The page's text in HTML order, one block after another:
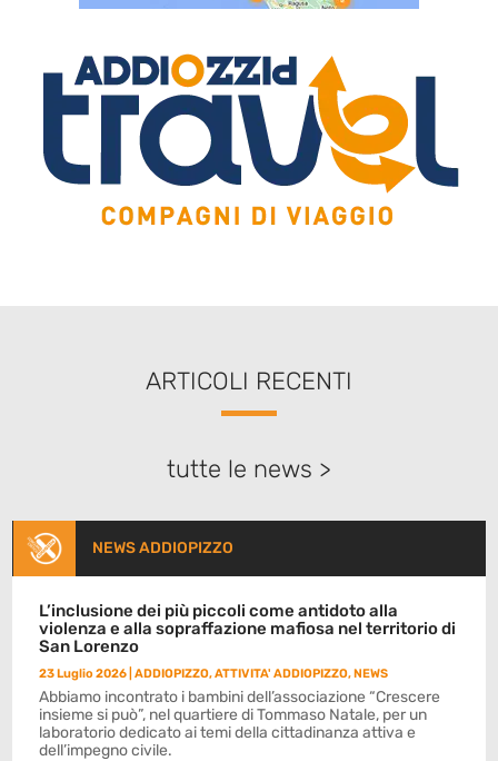
ARTICOLI RECENTI
tutte le news >
NEWS ADDIOPIZZO
L’inclusione dei più piccoli come antidoto alla
violenza e alla sopraffazione mafiosa nel territorio di
San Lorenzo
23 Luglio 2026 |ADDIOPIZZO,ATTIVITA' ADDIOPIZZO,NEWS
Abbiamo incontrato i bambini dell’associazione “Crescere
insieme si può”, nel quartiere di Tommaso Natale, per un
laboratorio dedicato ai temi della cittadinanza attiva e
dell’impegno civile.